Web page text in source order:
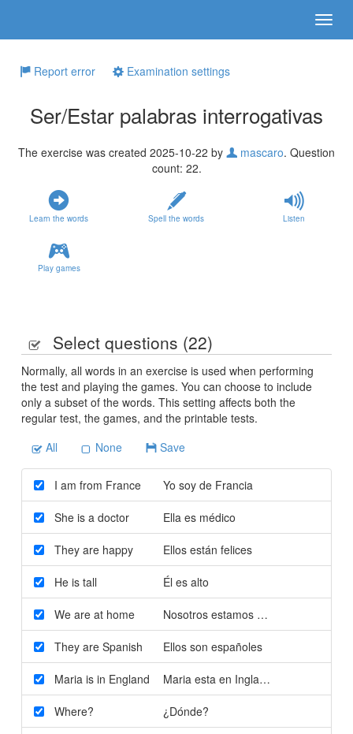
Report error Examination settings
Ser/Estar palabras interrogativas
The exercise was created 2025-10-22 by mascaro. Question
count: 22.
Learn the words Spell the words Listen
Play games
Select questions (22)
Normally, all words in an exercise is used when performing
the test and playing the games. You can choose to include
only a subset of the words. This setting affects both the
regular test, the games, and the printable tests.
All
None Save
I am from France Yo soy de Francia
She is a doctor Ella es médico
They are happy Ellos están felices
He is tall Él es alto
We are at home Nosotros estamos en casa
They are Spanish Ellos son españoles
Maria is in England Maria esta en Inglaterra
Where? ¿Dónde?